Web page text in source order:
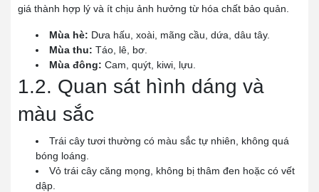
giá thành hợp lý và ít chịu ảnh hưởng từ hóa chất bảo quản.
Mùa hè: Dưa hấu, xoài, mãng cầu, dứa, dâu tây.
Mùa thu: Táo, lê, bơ.
Mùa đông: Cam, quýt, kiwi, lựu.
1.2. Quan sát hình dáng và
màu sắc
Trái cây tươi thường có màu sắc tự nhiên, không quá
bóng loáng.
Vỏ trái cây căng mọng, không bị thâm đen hoặc có vết
dập.